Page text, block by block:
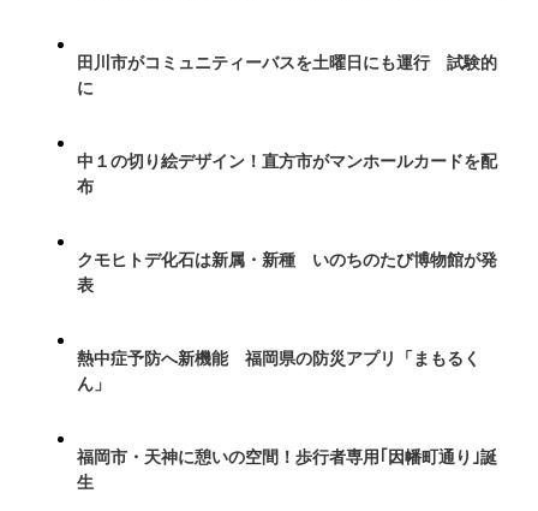
田川市がコミュニティーバスを土曜日にも運行 試験的
に
中１の切り絵デザイン！直方市がマンホールカードを配
布
クモヒトデ化石は新属・新種 いのちのたび博物館が発
表
熱中症予防へ新機能 福岡県の防災アプリ「まもるく
ん」
福岡市・天神に憩いの空間！歩行者専用｢因幡町通り｣誕
生